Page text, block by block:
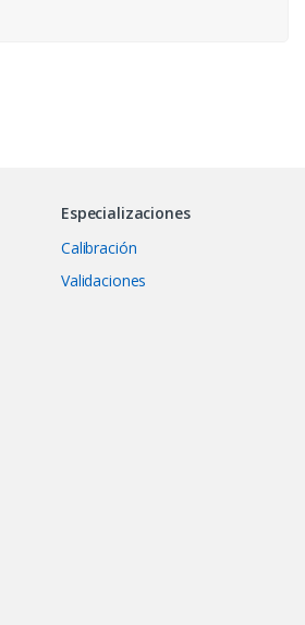
Especializaciones
Calibración
Validaciones